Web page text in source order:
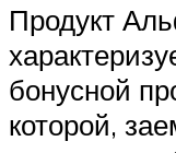
Продукт
бонусной
которой,